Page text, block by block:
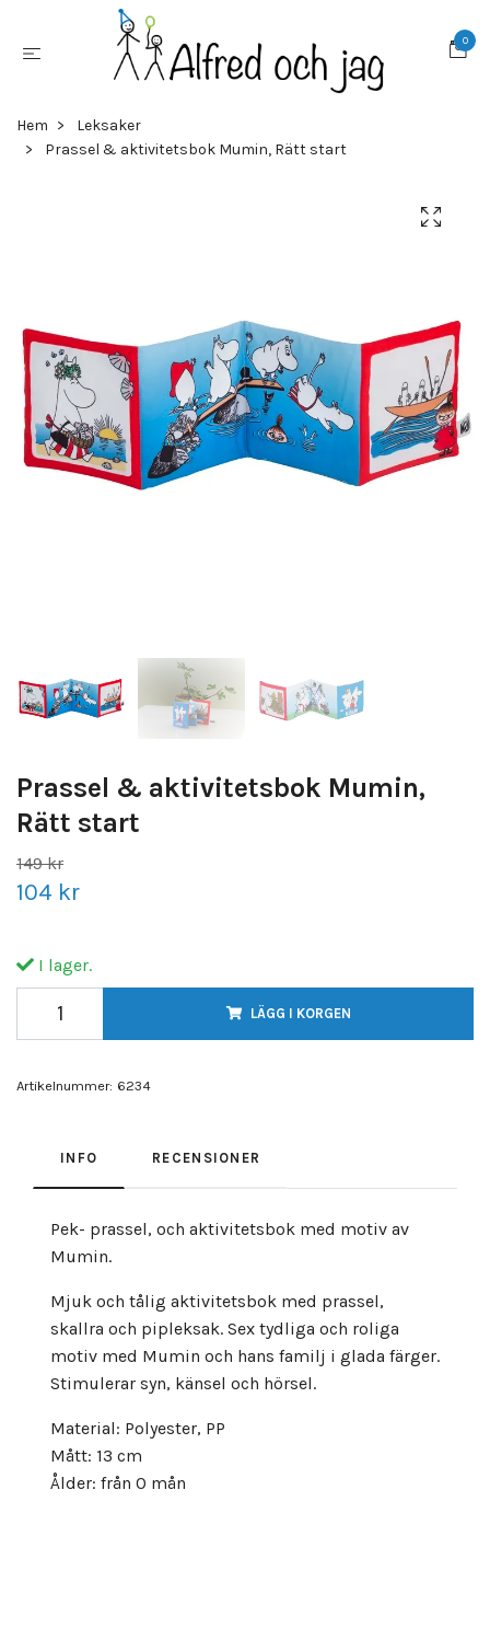
0
Hem
Leksaker
Prassel & aktivitetsbok Mumin, Rätt start
Prassel & aktivitetsbok Mumin,
Rätt start
149 kr
104 kr
I lager.
LÄGG I KORGEN
Artikelnummer: 6234
INFO RECENSIONER
Pek- prassel, och aktivitetsbok med motiv av
Mumin.
Mjuk och tålig aktivitetsbok med prassel,
skallra och pipleksak. Sex tydliga och roliga
motiv med Mumin och hans familj i glada färger.
Stimulerar syn, känsel och hörsel.
Material: Polyester, PP
Mått: 13 cm
Ålder: från 0 mån